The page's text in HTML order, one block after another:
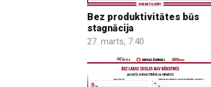
Bez produktivitātes būs
stagnācija
27. marts, 7:40